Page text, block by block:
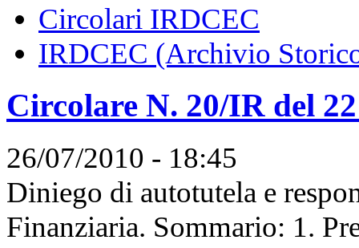
Circolari IRDCEC
IRDCEC (Archivio
Circolare N. 20/IR del
26/07/2010 - 18:45
Diniego di autotutela e
Finanziaria. Sommario: 1.